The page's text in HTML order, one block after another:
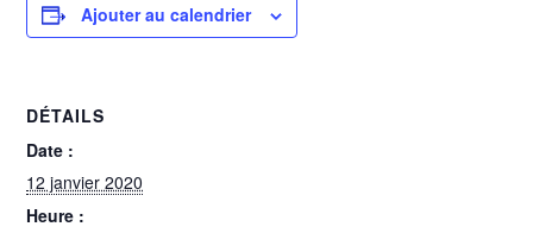
Ajouter au calendrier
DÉTAILS
Date :
12 janvier 2020
Heure :